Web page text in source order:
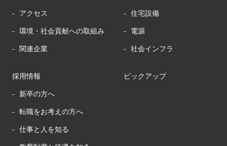
アクセス
環境・社会貢献への取組み
関連企業
住宅設備
電源
社会インフラ
採用情報
新卒の方へ
転職をお考えの方へ
仕事と人を知る
ピックアップ